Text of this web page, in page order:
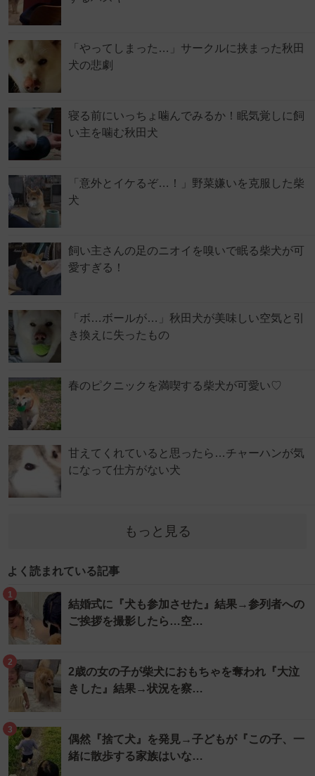
「やってしまった…」サークルに挟まった秋田
犬の悲劇
寝る前にいっちょ噛んでみるか！眠気覚しに飼
い主を噛む秋田犬
「意外とイケるぞ…！」野菜嫌いを克服した柴
犬
飼い主さんの足のニオイを嗅いで眠る柴犬が可
愛すぎる！
「ボ…ボールが…」秋田犬が美味しい空気と引
き換えに失ったもの
春のピクニックを満喫する柴犬が可愛い♡
甘えてくれていると思ったら…チャーハンが気
になって仕方がない犬
もっと見る
よく読まれている記事
1
結婚式に『犬も参加させた』結果→参列者への
ご挨拶を撮影したら…空…
2
2歳の女の子が柴犬におもちゃを奪われ『大泣
きした』結果→状況を察…
3
偶然『捨て犬』を発見→子どもが『この子、一
緒に散歩する家族はいな…